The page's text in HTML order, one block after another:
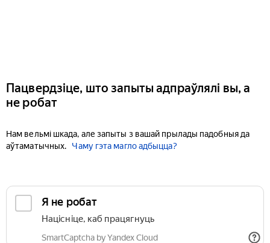
Пацвердзіце, што запыты адпраўлялі вы, а
не робат
Нам вельмі шкада, але запыты з вашай прылады падобныя да
аўтаматычных.
Чаму гэта магло адбыцца?
Я не робат
Націсніце, каб працягнуць
SmartCaptcha by Yandex Cloud